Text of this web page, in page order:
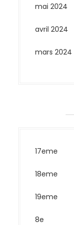
mai 2024
avril 2024
mars 2024
17eme
18eme
19eme
8e